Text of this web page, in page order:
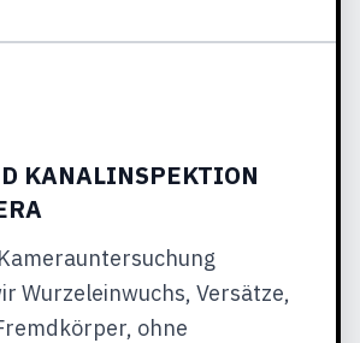
KANALINSPEKTION
Wurzeleinwuchs, Versätze,
ohne